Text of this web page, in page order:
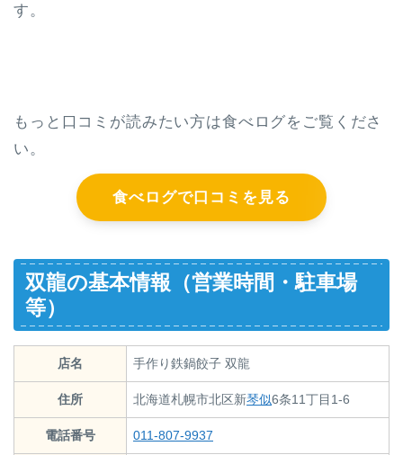
す。
もっと口コミが読みたい方は食べログをご覧くださ
い。
食べログで口コミを見る
双龍の基本情報（営業時間・駐車場
等）
店名 手作り鉄鍋餃子 双龍
住所 北海道札幌市北区新琴似6条11丁目1-6
電話番号 011-807-9937